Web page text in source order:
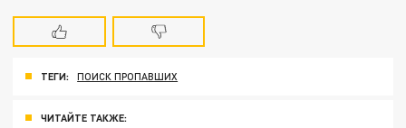
ТЕГИ: ПОИСК ПРОПАВШИХ
ЧИТАЙТЕ ТАКЖЕ: